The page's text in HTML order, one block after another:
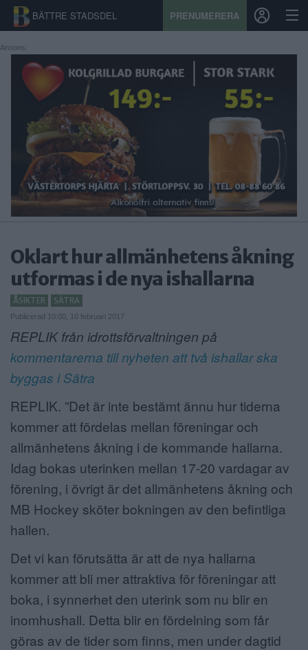
BÄTTRE STADSDEL PRENUMERERA
START
STADSDEL
PRENUMERATION
SPORT
ÅSIKTER
KONTAKT
SAMARBETEN
NÄRINGSLIV
MER
Annons:
Oklart hur allmänhetens åkning
utformas i de nya ishallarna
ÅSIKTER SÄTRA
Publicerad 10:00, 10 februari 2017
REPLIK från idrottsförvaltningen på
kommentarerna till nyheten att två ishallar ska
byggas i Sätra
REPLIK. ”Det är inte bestämt ännu hur tiderna
kommer att fördelas mellan föreningar och
allmänhetens åkning i de kommande hallarna.
Idag bokas uterinken mellan 17-20 vardagar av
förening, i övrigt är det allmänhetens åkning och
MB Hockey sköter bokningen av den befintliga
hallen.
Det vi kan förutsätta är att de nya hallarna
kommer att bli mer attraktiva för föreningar att
boka, i synnerhet den uterink som nu blir en
inomhushall. Detta blir en fördelning som får
göras av de tider som finns, men under dagtid